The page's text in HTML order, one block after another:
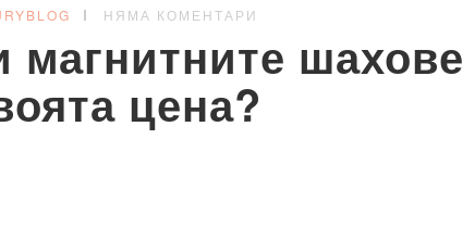
НЯМА КОМЕНТАРИ
магнитните шахове
цена?